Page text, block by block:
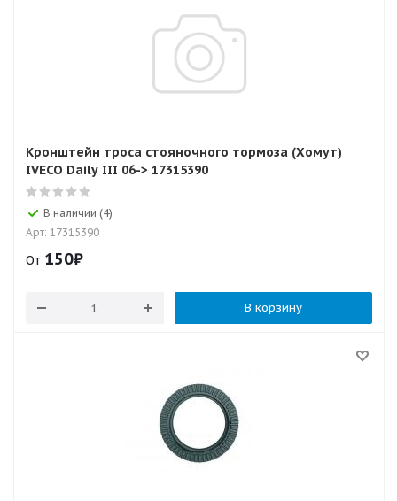
Кронштейн троса стояночного тормоза (Хомут)
IVECO Daily III 06-> 17315390
В наличии (4)
Арт: 17315390
От 150₽
В корзину